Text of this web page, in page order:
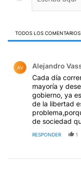
TODOS LOS COMENTARIOS
AV Alejandro
Cada día
mayoría y
gobierno, ya
de la libertad
de sociedad
RESPONDER 1